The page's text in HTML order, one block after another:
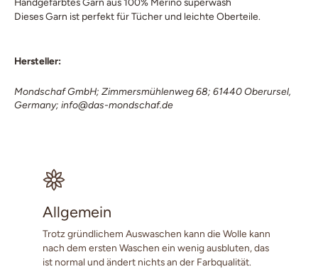
Dieses Garn ist perfekt für Tücher und leichte Oberteile.
Hersteller:
Mondschaf GmbH; Zimmersmühlenweg 68; 61440 Oberursel,
Germany; info@das-mondschaf.de
Allgemein
Trotz gründlichem Auswaschen kann die Wolle kann
nach dem ersten Waschen ein wenig ausbluten, das
ist normal und ändert nichts an der Farbqualität.